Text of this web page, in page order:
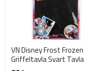
VN Disney Frost Frozen
Griffeltavla Svart Tavla
kritor 30x21 rest 3